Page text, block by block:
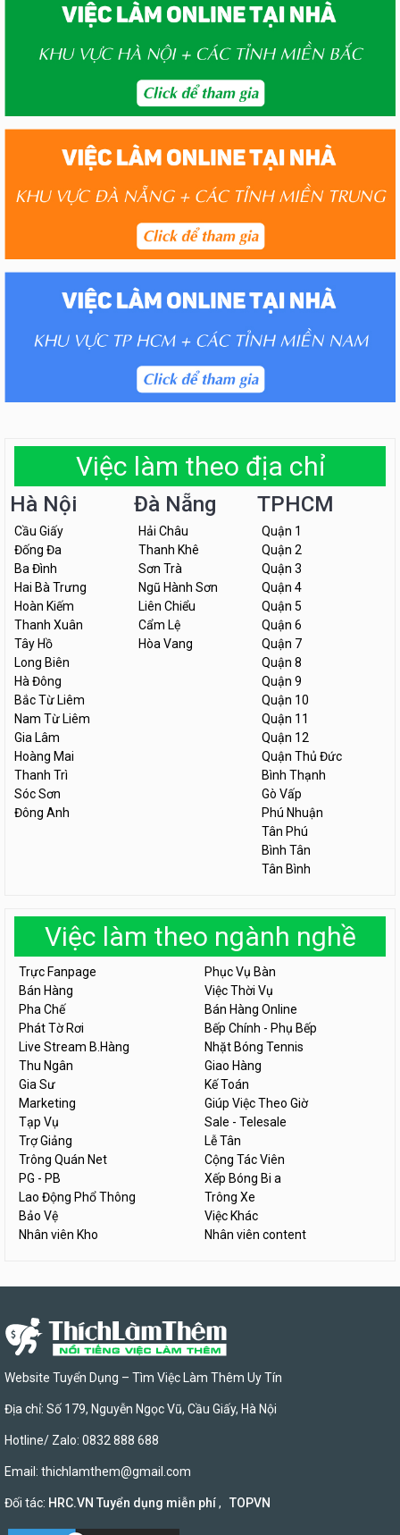
Việc làm theo địa chỉ
Hà Nội
Cầu Giấy
Đống Đa
Ba Đình
Hai Bà Trưng
Hoàn Kiếm
Thanh Xuân
Tây Hồ
Long Biên
Hà Đông
Bắc Từ Liêm
Nam Từ Liêm
Gia Lâm
Hoàng Mai
Thanh Trì
Sóc Sơn
Đông Anh
Đà Nẵng
Hải Châu
Thanh Khê
Sơn Trà
Ngũ Hành Sơn
Liên Chiểu
Cẩm Lệ
Hòa Vang
TPHCM
Quận 1
Quận 2
Quận 3
Quận 4
Quận 5
Quận 6
Quận 7
Quận 8
Quận 9
Quận 10
Quận 11
Quận 12
Quận Thủ Đức
Bình Thạnh
Gò Vấp
Phú Nhuận
Tân Phú
Bình Tân
Tân Bình
Việc làm theo ngành nghề
Trực Fanpage
Phục Vụ Bàn
Bán Hàng
Việc Thời Vụ
Pha Chế
Bán Hàng Online
Phát Tờ Rơi
Bếp Chính - Phụ Bếp
Live Stream B.Hàng
Nhặt Bóng Tennis
Thu Ngân
Giao Hàng
Gia Sư
Kế Toán
Marketing
Giúp Việc Theo Giờ
Tạp Vụ
Sale - Telesale
Trợ Giảng
Lễ Tân
Trông Quán Net
Cộng Tác Viên
PG - PB
Xếp Bóng Bi a
Lao Động Phổ Thông
Trông Xe
Bảo Vệ
Việc Khác
Nhân viên Kho
Nhân viên content
Website Tuyển Dụng – Tìm Việc Làm Thêm Uy Tín
Địa chỉ: Số 179, Nguyễn Ngọc Vũ, Cầu Giấy, Hà Nội
Hotline/ Zalo: 0832 888 688
Email: thichlamthem@gmail.com
Đối tác: HRC.VN Tuyển dụng miễn phí, TOPVN